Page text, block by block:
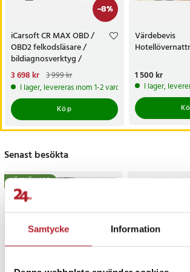
Samtycke Information
-8%
iCarsoft CR MAX OBD /
OBD2 felkodsläsare /
bildiagnosverktyg /
diagnosverktyg för bil
Nuvarande pris:
3 698 krTidigare pris:3 999 kr
3 698 kr 3 999 kr
I lager, levereras inom 1-2 vardagar
Köp
Värdebevis
Pris: 1 500 kr
1 500 kr
I lager,
Senast besökta
BÄSTSÄLJARE